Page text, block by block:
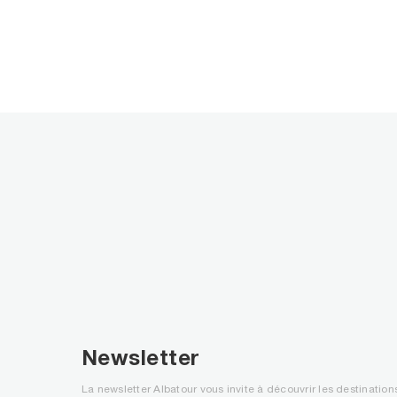
Newsletter
La newsletter Albatour vous invite à découvrir les